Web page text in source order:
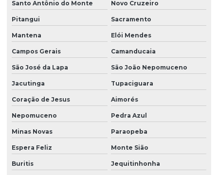
Santo Antônio do Monte Novo Cruzeiro
Pitangui Sacramento
Mantena Elói Mendes
Campos Gerais Camanducaia
São José da Lapa São João Nepomuceno
Jacutinga Tupaciguara
Coração de Jesus Aimorés
Nepomuceno Pedra Azul
Minas Novas Paraopeba
Espera Feliz Monte Sião
Buritis Jequitinhonha